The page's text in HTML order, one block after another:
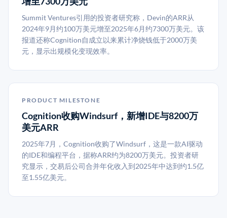
Summit Ventures引用的投资者研究称，Devin的ARR从
2024年9月约100万美元增至2025年6月约7300万美元。该
报道还称Cognition自成立以来累计净烧钱低于2000万美
元，显示出规模化变现效率。
PRODUCT MILESTONE
Cognition收购Windsurf，新增IDE与8200万
美元ARR
2025年7月，Cognition收购了Windsurf，这是一款AI驱动
的IDE和编程平台，据称ARR约为8200万美元。投资者研
究显示，交易后公司合并年化收入到2025年中达到约1.5亿
至1.55亿美元。